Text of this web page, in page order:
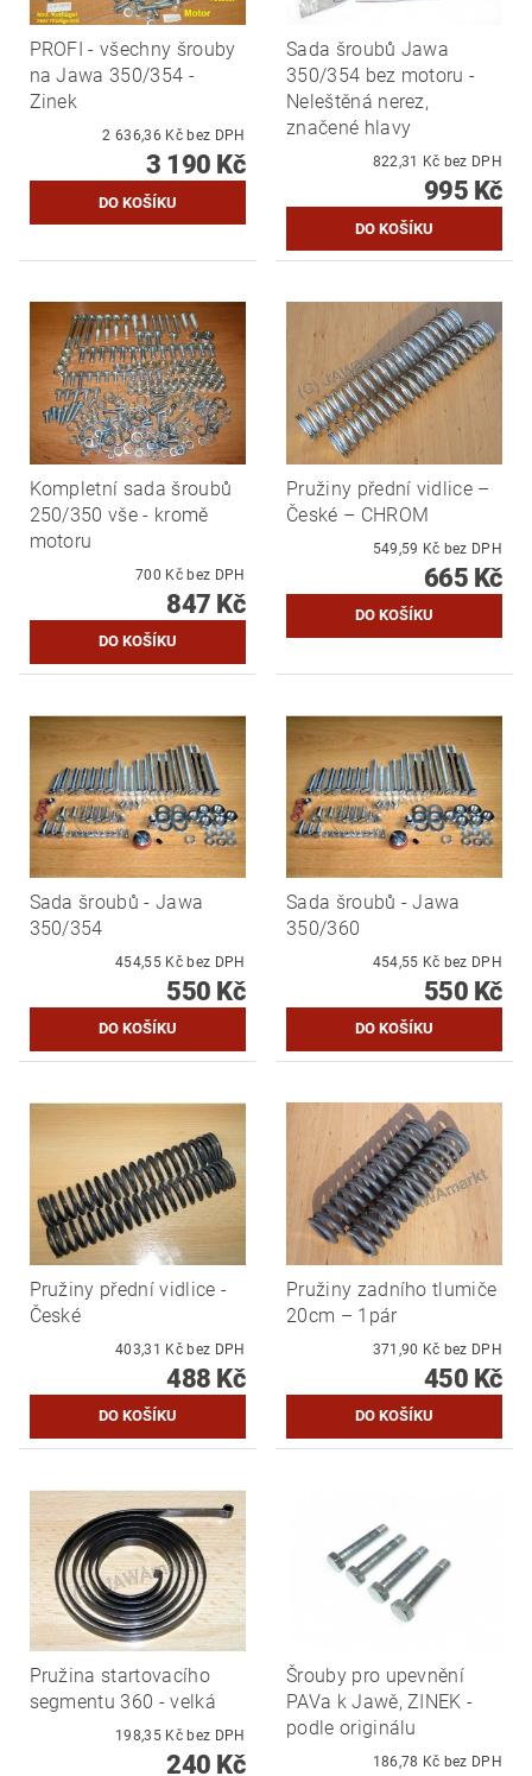
PROFI - všechny šrouby
na Jawa 350/354 -
Zinek
2 636,36 Kč bez DPH
3 190 Kč
Sada šroubů Jawa
350/354 bez motoru -
Neleštěná nerez,
značené hlavy
822,31 Kč bez DPH
995 Kč
Kompletní sada šroubů
250/350 vše - kromě
motoru
700 Kč bez DPH
847 Kč
Pružiny přední vidlice –
České – CHROM
549,59 Kč bez DPH
665 Kč
Sada šroubů - Jawa
350/354
454,55 Kč bez DPH
550 Kč
Sada šroubů - Jawa
350/360
454,55 Kč bez DPH
550 Kč
Pružiny přední vidlice -
České
403,31 Kč bez DPH
488 Kč
Pružiny zadního tlumiče
20cm – 1pár
371,90 Kč bez DPH
450 Kč
Pružina startovacího
segmentu 360 - velká
198,35 Kč bez DPH
240 Kč
Šrouby pro upevnění
PAVa k Jawě, ZINEK -
podle originálu
186,78 Kč bez DPH